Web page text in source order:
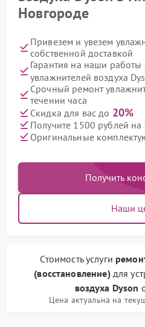
Новгороде
Привезем и увезем
собственной доставкой
Гарантия на наши работы
увлажнителей воздуха
Срочный ремонт
течении часа
Скидка для вас до 20%
Получите 1500 рублей на
Оригинальные
Получить
Наши
Стоимость услуги
(восстановление)для
воздуха Dyson
Цена актуальна на